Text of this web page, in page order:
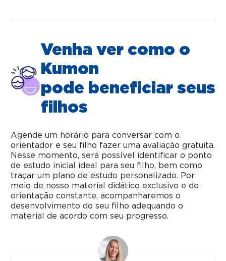
Venha ver como o
Kumon
pode beneficiar seus
filhos
Agende um horário para conversar com o
orientador e seu filho fazer uma avaliação gratuita.
Nesse momento, será possível identificar o ponto
de estudo inicial ideal para seu filho, bem como
traçar um plano de estudo personalizado. Por
meio de nosso material didático exclusivo e de
orientação constante, acompanharemos o
desenvolvimento do seu filho adequando o
material de acordo com seu progresso.